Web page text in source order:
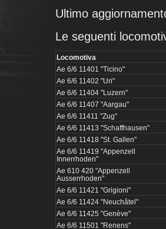
Ultimo
Le seguenti
Locomotiva
Ae 6/6 11401 "Ticino"
Ae 6/6 11402 "Uri"
Ae 6/6 11404 "Luzern"
Ae 6/6 11407 "Aargau"
Ae 6/6 11411 "Zug"
Ae 6/6 11413 "Schaffhausen"
Ae 6/6 11418 "St. Gallen"
Ae 6/6 11419 "Appenzell
Innerrhoden"
Ae 610 420 "Appenzell
Ausserrhoden"
Ae 6/6 11421 "Grigioni"
Ae 6/6 11424 "Neuchâtel"
Ae 6/6 11425 "Genève"
Ae 6/6 11501 "Renens"